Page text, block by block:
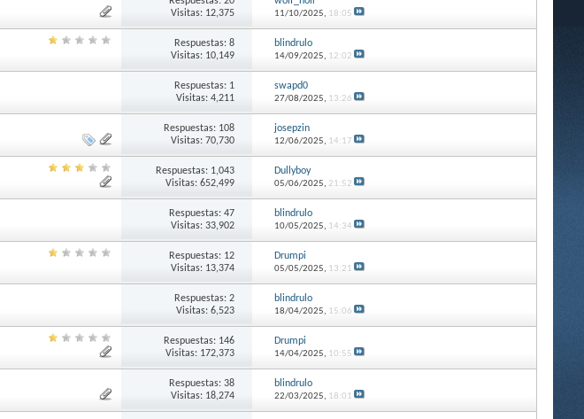
Visitas: 12,375
11/10/2025, 18:05
Respuestas: 8
Visitas: 10,149
blindrulo
14/09/2025, 12:02
Respuestas: 1
Visitas: 4,211
swapd0
27/08/2025, 13:26
Respuestas: 108
Visitas: 70,730
josepzin
12/06/2025, 14:17
Respuestas: 1,043
Visitas: 652,499
Dullyboy
05/06/2025, 21:52
Respuestas: 47
Visitas: 33,902
blindrulo
10/05/2025, 14:34
Respuestas: 12
Visitas: 13,374
Drumpi
05/05/2025, 13:21
Respuestas: 2
Visitas: 6,523
blindrulo
18/04/2025, 15:06
Respuestas: 146
Visitas: 172,373
Drumpi
14/04/2025, 10:55
Respuestas: 38
Visitas: 18,274
blindrulo
22/03/2025, 18:01